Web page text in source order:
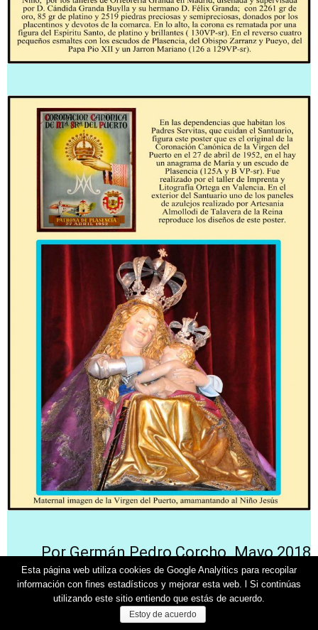
Por Germán Pedro Corcho. Mayo 2018
Ant. Sig.
Esta página web utiliza cookies de Google Analyitics para recopilar
información con fines estadísticos y mejorar esta web. l Si continúas
utilizando este sitio entiendo que estás de acuerdo.
Estoy de acuerdo